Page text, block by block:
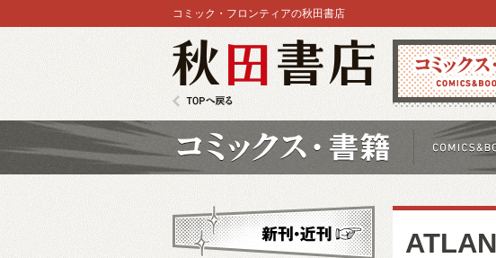
コミックス
コミック・フロンティアの秋田書店